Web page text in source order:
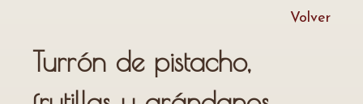
Volver
Turrón de pistacho,